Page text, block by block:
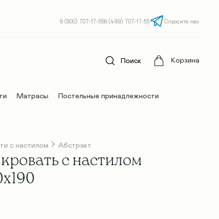
8 (800) 707-17-558 (499) 707-17-55 Спросите нас
Поиск Корзина
Матрасы Постельные принадлежности
с настилом Абстракт
с настилом